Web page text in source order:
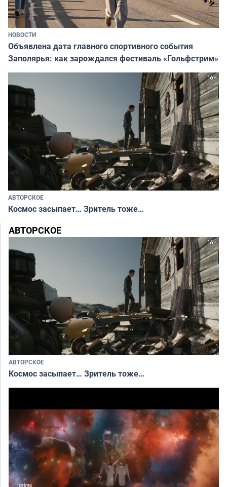
НОВОСТИ
Объявлена дата главного спортивного события
Заполярья: как зарождался фестиваль «Гольфстрим»
АВТОРСКОЕ
Космос засыпает… Зритель тоже…
АВТОРСКОЕ
АВТОРСКОЕ
Космос засыпает… Зритель тоже…